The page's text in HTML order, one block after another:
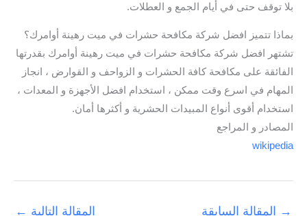
بلا توقف حتى في أيام الجمع و العطلات.
بماذا تتميز افضل شركة مكافحة حشرات في ميت رهينة أوامرك؟
تشتهر افضل شركة مكافحة حشرات في ميت رهينة أوامرك بقدرتها
الفائقة على مكافحة كافة الحشرات و الزواحف و القوارض ، انجاز
المهام في اسرع وقت ممكن ، استخدام افضل الأجهزة و المعدات ،
استخدام أقوى أنواع المبيدات الحشرية و أكثرها أمان.
المصادر و المراجع
wikipedia
→ المقالة السابقة المقالة التالية ←